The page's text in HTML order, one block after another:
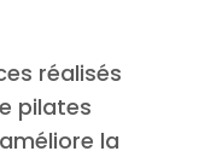
réalisés
pilates
la